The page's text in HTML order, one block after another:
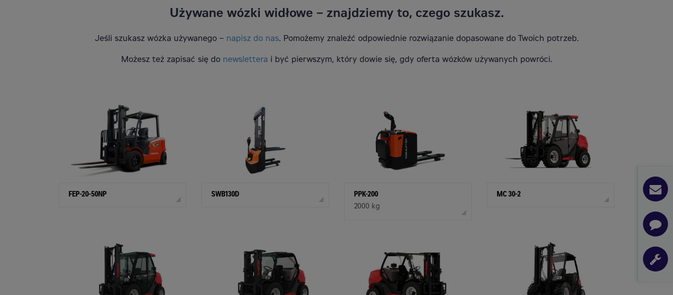
Używane wózki widłowe – znajdziemy to, czego szukasz.
Jeśli szukasz wózka używanego – napisz do nas. Pomożemy znaleźć odpowiednie rozwiązanie dopasowane do Twoich potrzeb.
Możesz też zapisać się do newslettera i być pierwszym, który dowie się, gdy oferta wózków używanych powróci.
FEP-20-50NP SWB130D PPK-200
2000 kg
MC 30-2